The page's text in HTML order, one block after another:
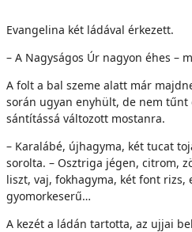
Evangelina két ládával érkezett.
– A Nagyságos Úr nagyon éhes –
A folt a bal szeme alatt már
során ugyan enyhült, de nem
sántítássá változott mostanra.
– Karalábé, újhagyma, két tucat
sorolta. – Osztriga jégen, citrom,
liszt, vaj, fokhagyma, két font rizs,
gyomorkeserű…
A kezét a ládán tartotta, az ujjai